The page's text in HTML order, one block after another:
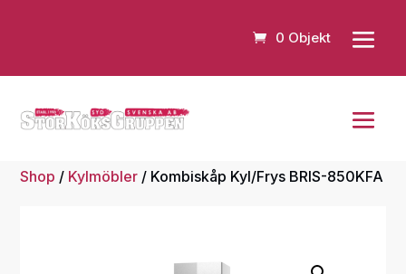
0 Objekt
Shop / Kylmöbler / Kombiskåp Kyl/Frys BRIS-850KFA